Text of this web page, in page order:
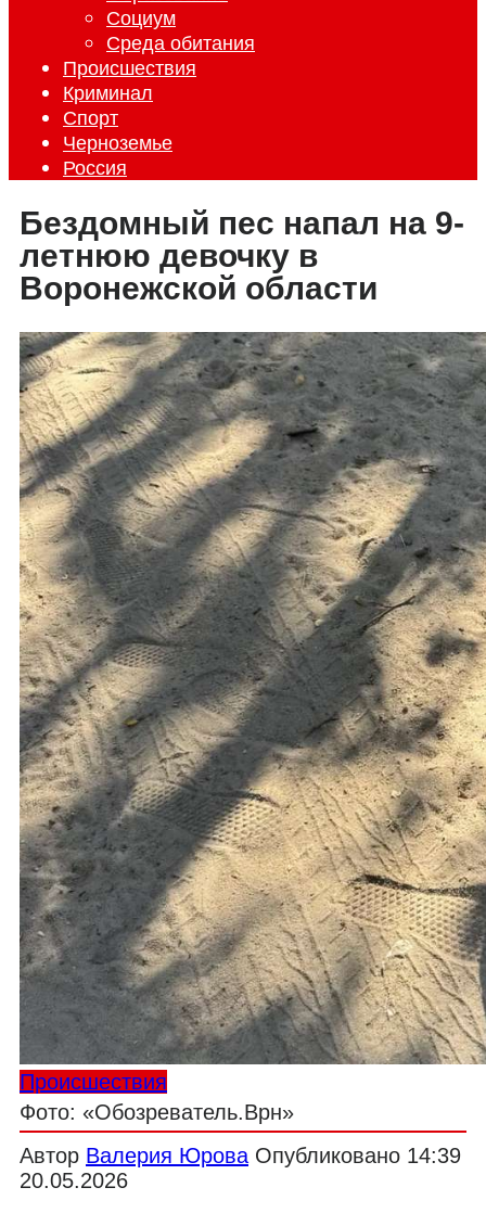
Социум
Среда обитания
Происшествия
Криминал
Спорт
Черноземье
Россия
Бездомный пес напал на 9-
летнюю девочку в
Воронежской области
Происшествия
Фото: «Обозреватель.Врн»
Автор Валерия Юрова Опубликовано 14:39
20.05.2026